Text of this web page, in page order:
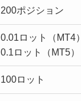
200ポジション
0.01ロット（MT4）
0.1ロット（MT5）
100ロット